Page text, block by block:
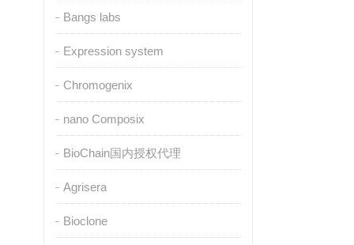
Bangs labs
Expression system
Chromogenix
nano Composix
BioChain国内授权代理
Agrisera
Bioclone